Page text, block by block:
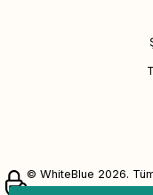
© WhiteBlue 2026.
256bit SSL sertifikası